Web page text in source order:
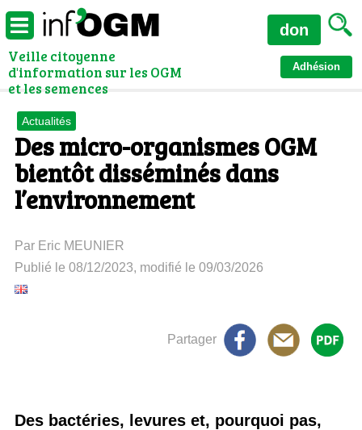
Veille citoyenne
d'information sur les OGM
et les semences
Adhésion
don
Actualités
Des micro-organismes OGM
bientôt disséminés dans
l’environnement
Par Eric MEUNIER
Publié le 08/12/2023, modifié le 09/03/2026
Partager
Des bactéries, levures et, pourquoi pas,